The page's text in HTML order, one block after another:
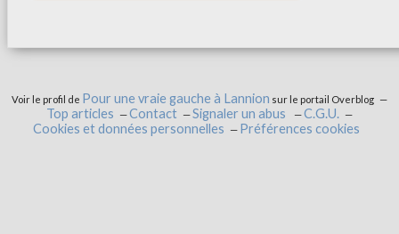
Voir le profil de Pour une vraie gauche à Lannion sur le portail Overblog
Top articles Contact Signaler un abus
C.G.U.
Cookies et données personnelles
Préférences cookies